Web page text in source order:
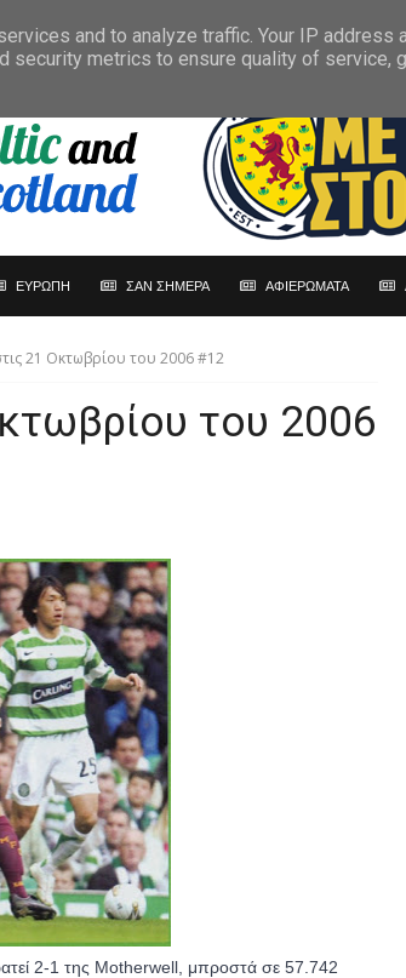
ΕΥΡΩΠΗ ΣΑΝ ΣΗΜΕΡΑ ΑΦΙΕΡΩΜΑΤΑ
21 Οκτωβρίου του 2006 #12
του 2006
2-1 της Motherwell, μπροστά σε 57.742
and to analyze traffic. Your IP address
security metrics to ensure quality of service,